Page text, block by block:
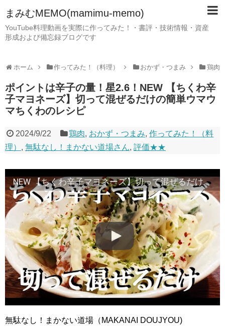
まみむMEMO(mamimu-memo)
YouTube料理動画を実際に作ってみた！・書評・技術情報・資産
形成および備忘録ブログです
ホーム 作ってみた！（料理） おかず・つまみ 鶏肉
ポイントは辛子の量！星2.6！NEW 【ちくわ辛
子マヨネーズ】切って混ぜるだけの簡単ウマウ
マちくわのレシピ
2024/9/22 鶏肉, おかず・つまみ,作ってみた！（料
理） , 無駄なし！まかない道場さん, 評価★★
NEW 【ちくわ辛子マヨネーズ】切って混ぜるだけの簡単ウマウマちくわのレシピ
無駄なし！まかない道場（MAKANAI DOUJYOU)